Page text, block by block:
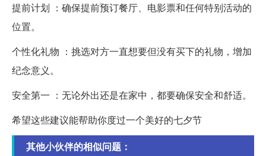
提前计划 ：确保提前预订餐厅、电影票和任何特别活动的
位置。
个性化礼物 ：挑选对方一直想要但没有买下的礼物，增加
纪念意义。
安全第一 ：无论外出还是在家中，都要确保安全和舒适。
希望这些建议能帮助你度过一个美好的七夕节
其他小伙伴的相似问题：